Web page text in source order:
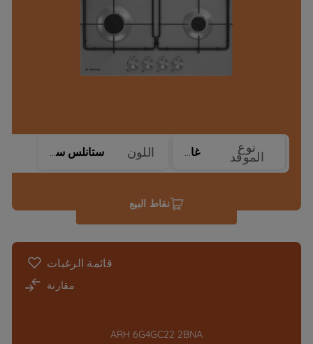
نوع
الموقد غاز اللون ستانلس ستيل
نقاط البيع
قائمة الرغبات
مقارنة
ARH 6G4GC22 2BNA